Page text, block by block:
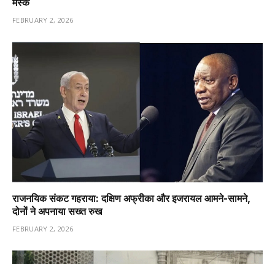
FEBRUARY 2, 2026
राजनयिक संकट गहराया: दक्षिण अफ्रीका और इजरायल आमने-सामने,
दोनों ने अपनाया सख्त रुख
FEBRUARY 2, 2026